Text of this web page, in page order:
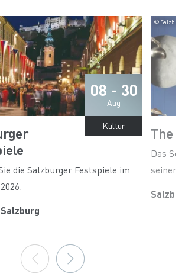
08 - 30
Aug
Kultur
die Salzburger Festspiele im
©
The
Das
seinen